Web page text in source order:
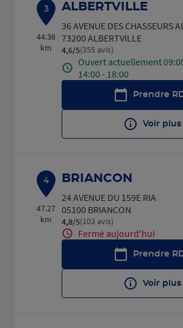
3
44.36
km
ALBERTVILLE
36 AVENUE DES CHASSEURS
73200 ALBERTVILLE
4,6/5Note de 4.6 sur 5
(355 avis)
Ouvert actuellement
14:00 - 18:00
Prendre
Voir plus
4
47.27
km
BRIANCON
24 AVENUE DU 159E RIA
05100 BRIANCON
4,8/5Note de 4.8 sur 5
(103 avis)
Fermé aujourd'hui
Prendre
Voir plus